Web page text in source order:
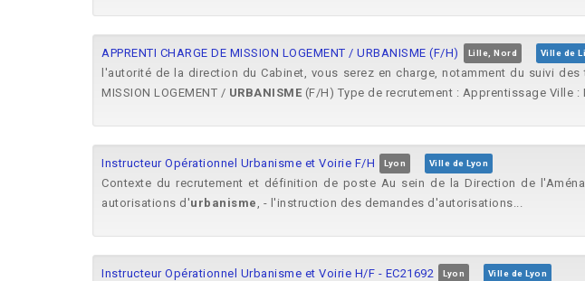
APPRENTI CHARGE DE MISSION LOGEMENT / URBANISME (F/H) Lille, Nord Ville de
l'autorité de la direction du Cabinet, vous serez en charge, notamment du suivi
MISSION LOGEMENT / URBANISME (F/H) Type de recrutement : Apprentissage Ville :
Instructeur Opérationnel Urbanisme et Voirie F/H Lyon Ville de Lyon
Contexte du recrutement et définition de poste Au sein de la Direction de
autorisations d'urbanisme, - l'instruction des demandes d'autorisations...
Instructeur Opérationnel Urbanisme et Voirie H/F - EC21692 Lyon Ville de Lyon